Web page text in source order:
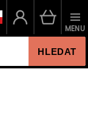
HLEDAT
MENU